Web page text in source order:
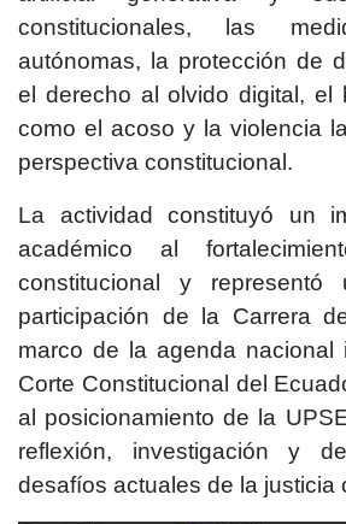
constitucionales, las
autónomas, la protección de
el derecho al olvido digital, el
como el acoso y la violencia
perspectiva constitucional.
La actividad constituyó un
académico al
constitucional y representó
participación de la Carrera
marco de la agenda nacional
Corte Constitucional del
al posicionamiento de la
reflexión, investigación y
desafíos actuales de la justicia